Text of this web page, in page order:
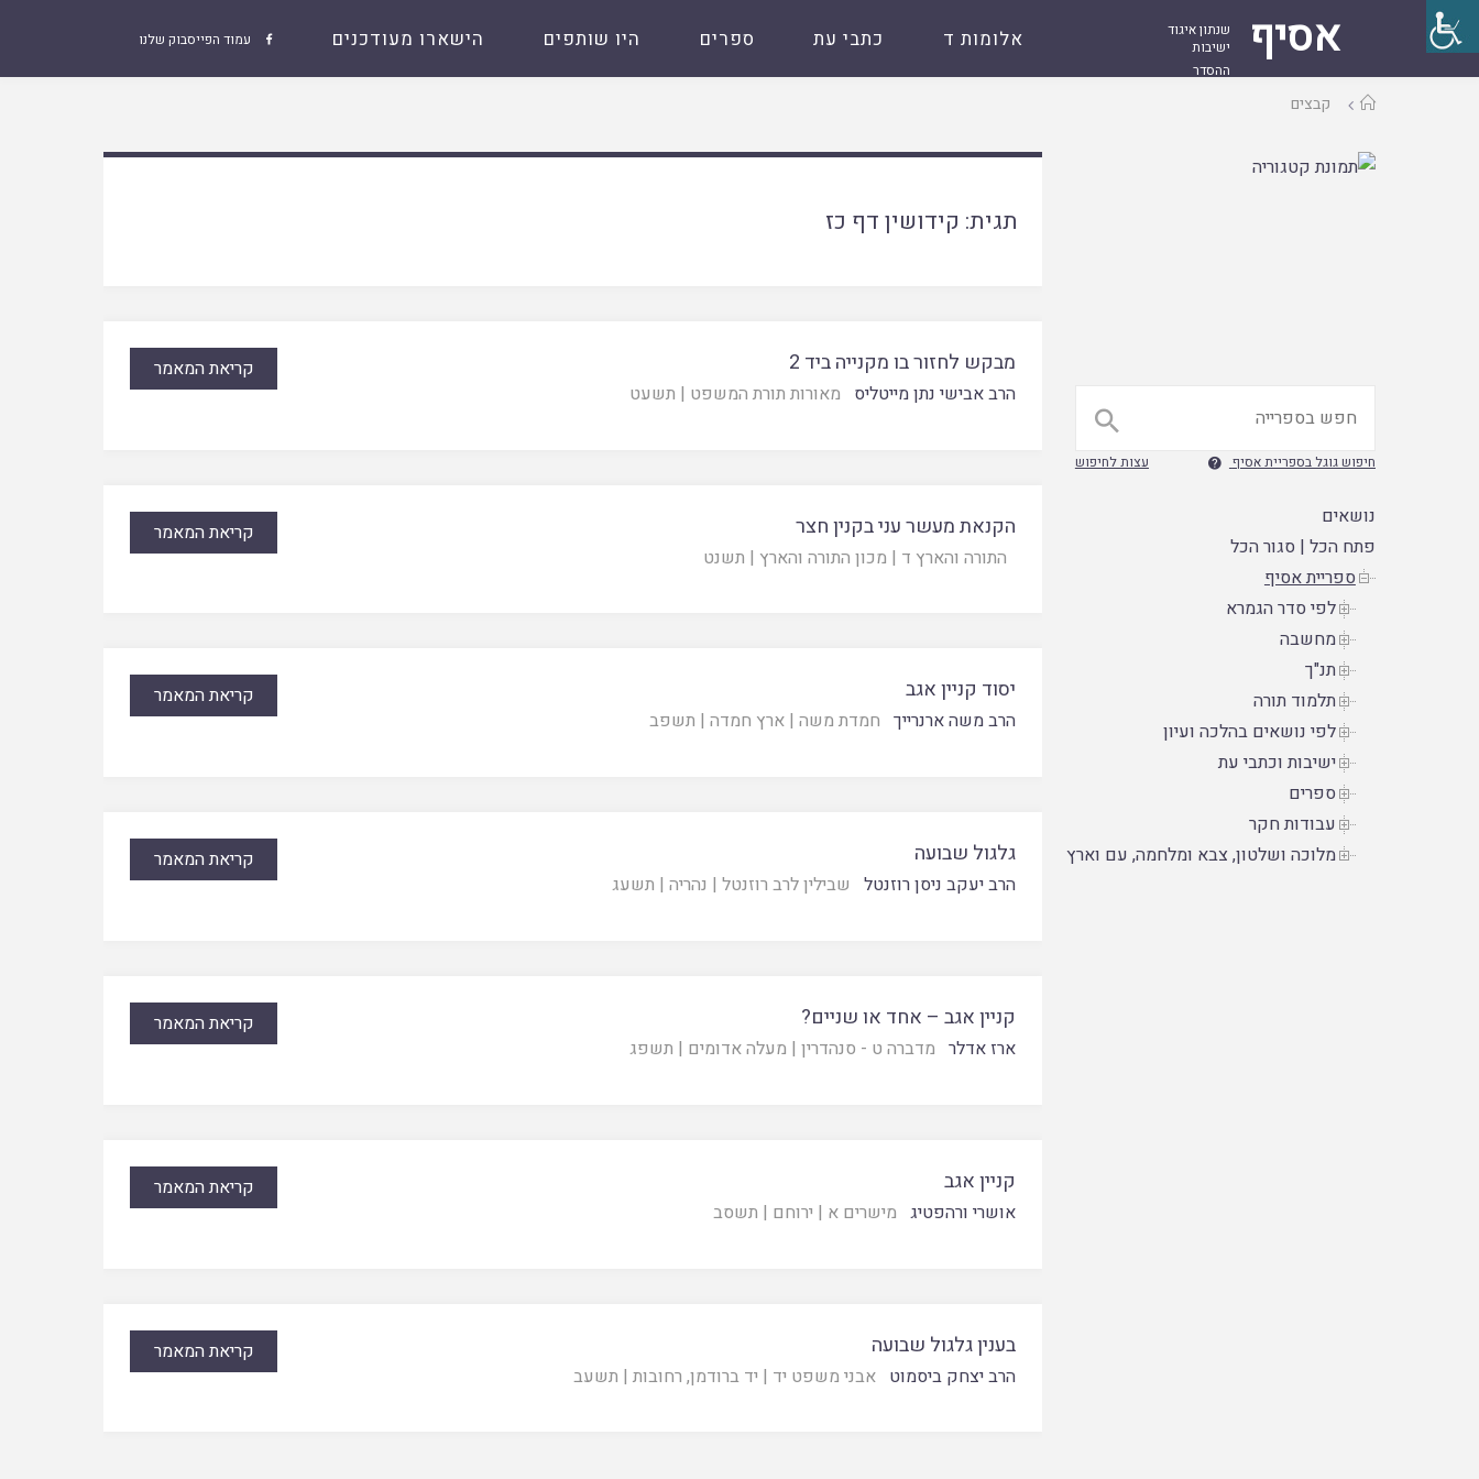
אסיף
שנתון איגוד
ישיבות
ההסדר
 עמוד הפייסבוק שלנו אלומות ד כתבי עת ספרים היו שותפים הישארו מעודכנים
עמודקבצים
תגית: קידושין דף כז
מבקש לחזור בו מקנייה ביד 2
הרב אבישי נתן מייטליס מאורות תורת המשפט | תשעט
קריאת המאמר
הקנאת מעשר עני בקנין חצר
התורה והארץ ד | מכון התורה והארץ | תשנט
קריאת המאמר
יסוד קניין אגב
הרב משה ארנרייך חמדת משה |ארץ חמדה | תשפב
קריאת המאמר
גלגול שבועה
הרב יעקב ניסן רוזנטל שבילין לרב רוזנטל | נהריה | תשעג
קריאת המאמר
קניין אגב – אחד או שניים?
ארז אדלר מדברה ט - סנהדרין | מעלה אדומים | תשפג
קריאת המאמר
קניין אגב
אושרי ורהפטיג מישרים א | ירוחם | תשסב
קריאת המאמר
בענין גלגול שבועה
הרב יצחק ביסמוט אבני משפט יד | יד ברודמן, רחובות | תשעב
קריאת המאמר

חיפוש גוגל בספריית אסיף  עצות לחיפוש
נושאים
פתח הכל |סגור הכל
ספריית אסיף
לפי סדר הגמרא
מחשבה
תנ"ך
תלמוד תורה
לפי נושאים בהלכה ועיון
ישיבות וכתבי עת
ספרים
עבודות חקר
מלוכה ושלטון, צבא ומלחמה, עם וארץ